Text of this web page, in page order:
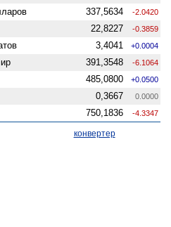
337,5634 -2.0420
22,8227 -0.3859
3,4041 +0.0004
391,3548 -6.1064
485,0800 +0.0500
0,3667 0.0000
750,1836 -4.3347
конвертер